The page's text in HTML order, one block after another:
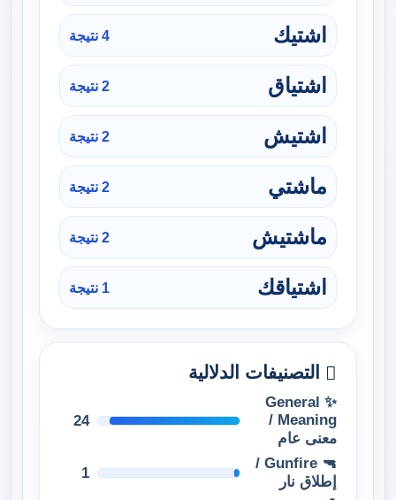
اشتيك 4 نتيجة
اشتياق 2 نتيجة
اشتيش 2 نتيجة
ماشتي 2 نتيجة
ماشتيش 2 نتيجة
اشتياقك 1 نتيجة
التصنيفات الدلالية
✨ General
Meaning /
معنى عام
24
🔫 Gunfire /
إطلاق نار
1